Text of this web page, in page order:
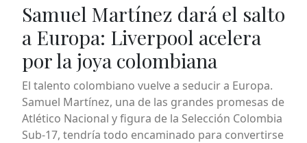
Samuel Martínez dará el salto
a Europa: Liverpool acelera
por la joya colombiana
El talento colombiano vuelve a seducir a Europa.
Samuel Martínez, una de las grandes promesas de
Atlético Nacional y figura de la Selección Colombia
Sub-17, tendría todo encaminado para convertirse